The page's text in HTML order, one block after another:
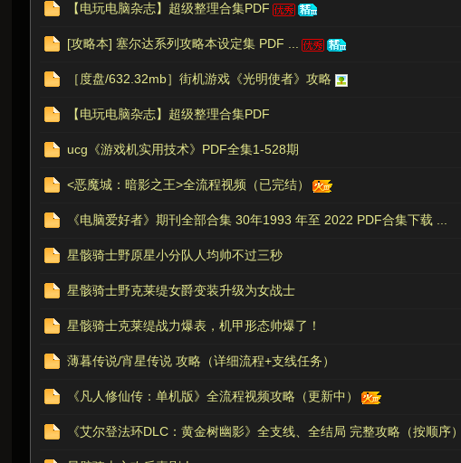
【电玩电脑杂志】超级整理合集PDF
[攻略本] 塞尔达系列攻略本设定集 PDF ...
［度盘/632.32mb］街机游戏《光明使者》攻略
【电玩电脑杂志】超级整理合集PDF
ucg《游戏机实用技术》PDF全集1-528期
<恶魔城：暗影之王>全流程视频（已完结）
《电脑爱好者》期刊全部合集 30年1993 年至 2022 PDF合集下载 ...
星骸骑士野原星小分队人均帅不过三秒
星骸骑士野克莱缇女爵变装升级为女战士
星骸骑士克莱缇战力爆表，机甲形态帅爆了！
薄暮传说/宵星传说 攻略（详细流程+支线任务）
《凡人修仙传：单机版》全流程视频攻略（更新中）
《艾尔登法环DLC：黄金树幽影》全支线、全结局 完整攻略（按顺序）